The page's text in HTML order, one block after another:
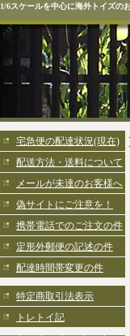
1/6スケールを中心に海外トイズの
宅急便の配達状況(現在)
配送方法・送料について
メールが未達のお客様へ
偽サイトにご注意を！
携帯電話でのご注文の件
定形外郵便の記述の件
配達時間帯変更の件
特定商取引法表示
トレトイ記